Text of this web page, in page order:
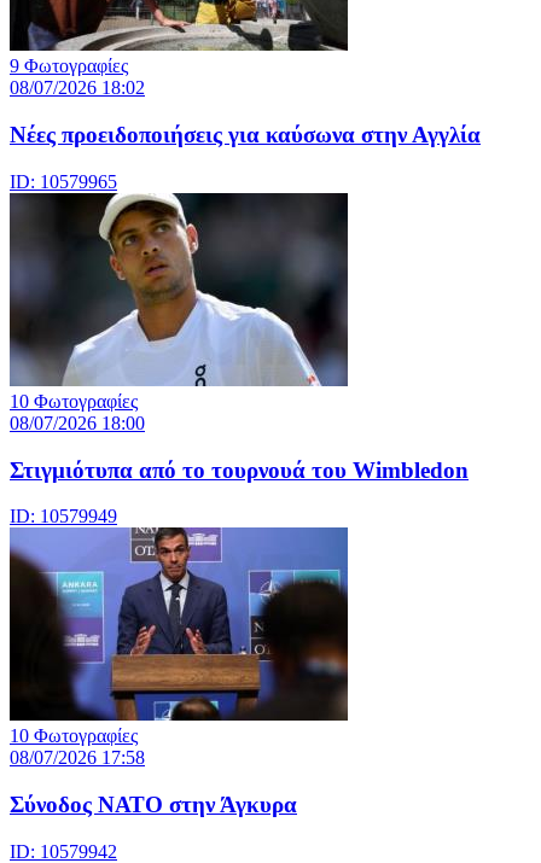
9 Φωτογραφίες
08/07/2026 18:02
Νέες προειδοποιήσεις για καύσωνα στην Αγγλία
ID: 10579965
10 Φωτογραφίες
08/07/2026 18:00
Στιγμιότυπα από το τουρνουά του Wimbledon
ID: 10579949
10 Φωτογραφίες
08/07/2026 17:58
Σύνοδος ΝΑΤΟ στην Άγκυρα
ID: 10579942